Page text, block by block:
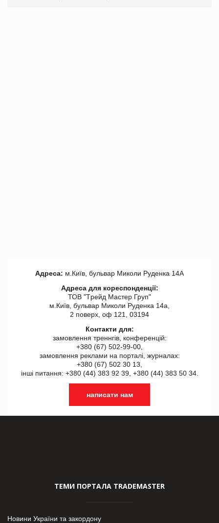
Адреса: м.Київ, бульвар Миколи Руденка 14А
Адреса для кореспонденції:
ТОВ "Tрейд Мастер Груп"
м.Київ, бульвар Миколи Руденка 14а,
2 поверх, оф 121, 03194
Контакти для:
замовлення треннгів, конференцій:
+380 (67) 502-99-00,
замовлення реклами на порталі, журналах:
+380 (67) 502 30 13,
інші питання: +380 (44) 383 92 39, +380 (44) 383 50 34.
написати нам
ТЕМИ ПОРТАЛА TRADEMASTER
Новини України та закордону